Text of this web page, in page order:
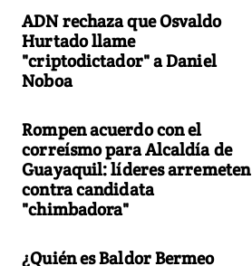
ADN rechaza que Osvaldo
Hurtado llame
"criptodictador" a Daniel
Noboa
Rompen acuerdo con el
correísmo para Alcaldía de
Guayaquil: líderes arremeten
contra candidata
"chimbadora"
¿Quién es Baldor Bermeo